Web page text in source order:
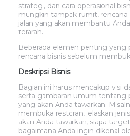
strategi, dan cara operasional
mungkin tampak rumit, rencana
jalan yang akan membantu
terarah.
Beberapa elemen penting yang
rencana bisnis sebelum
Deskripsi Bisnis
Bagian ini harus mencakup visi
serta gambaran umum tentang
yang akan Anda tawarkan.
membuka restoran, jelaskan
akan Anda tawarkan, siapa
bagaimana Anda ingin dikenal